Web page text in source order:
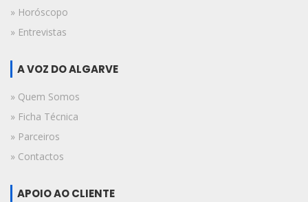
» Horóscopo
» Entrevistas
A VOZ DO ALGARVE
» Quem Somos
» Ficha Técnica
» Parceiros
» Contactos
APOIO AO CLIENTE